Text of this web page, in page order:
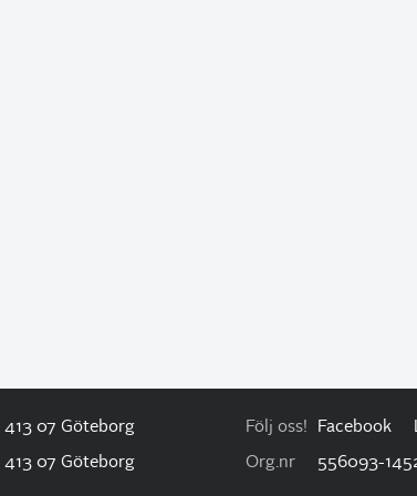
413 07 Göteborg
413 07 Göteborg
Följ oss! Facebook
Org.nr 556093-